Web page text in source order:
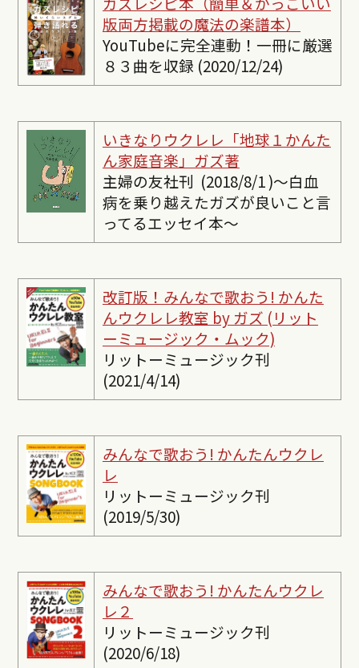
版両方掲載の魔法の楽譜本）
YouTubeに完全連動！一冊に厳選
８３曲を収録 (2020/12/24)
いきなりウクレレ「地球１かんた
ん家庭音楽」ガズ著
主婦の友社刊 (2018/8/1 )〜白血
病を乗り越えたガズが良いこと言
ってるエッセイ本〜
改訂版！みんなで歌おう! かんた
んウクレレ教室 by ガズ (リット
ーミュージック・ムック)
リットーミュージック刊
(2021/4/14)
みんなで歌おう! かんたんウクレ
レ
リットーミュージック刊
(2019/5/30)
みんなで歌おう! かんたんウクレ
レ２
リットーミュージック刊
(2020/6/18)